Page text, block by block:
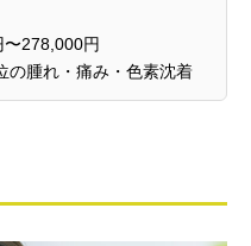
〜278,000円
の腫れ・痛み・色素沈着